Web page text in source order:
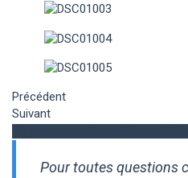
Précédent
Suivant
Pour toutes questions